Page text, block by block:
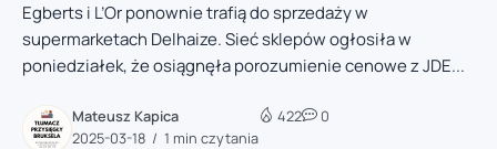
Egberts i L’Or ponownie trafią do sprzedaży w
supermarketach Delhaize. Sieć sklepów ogłosiła w
poniedziałek, że osiągnęła porozumienie cenowe z JDE...
Mateusz Kapica
2025-03-18
1 min czytania
422 0